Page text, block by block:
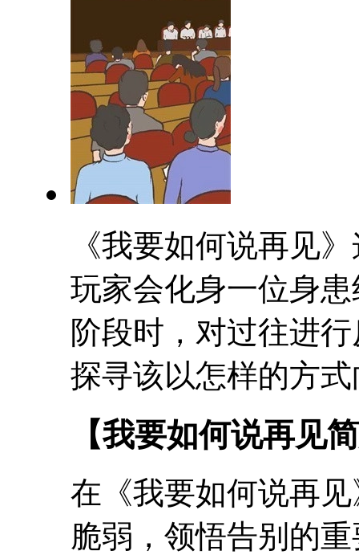
《我要如何说再见
玩家会化身一位身
阶段时，对过往进
探寻该以怎样的方
【我要如何说再见
在《我要如何说再
脆弱，领悟告别的